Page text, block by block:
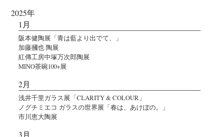
2025年
1月
阪本健陶展「青は藍より出でて、」
加藤摑也 陶展
紅傳工房中塚万次郎陶展
MINO茶碗100+展
2月
浅井千里ガラス展「CLARITY & COLOUR」
ノグチミエコ ガラスの世界展「春は、あけぼの。」
市川恵大陶展
3月